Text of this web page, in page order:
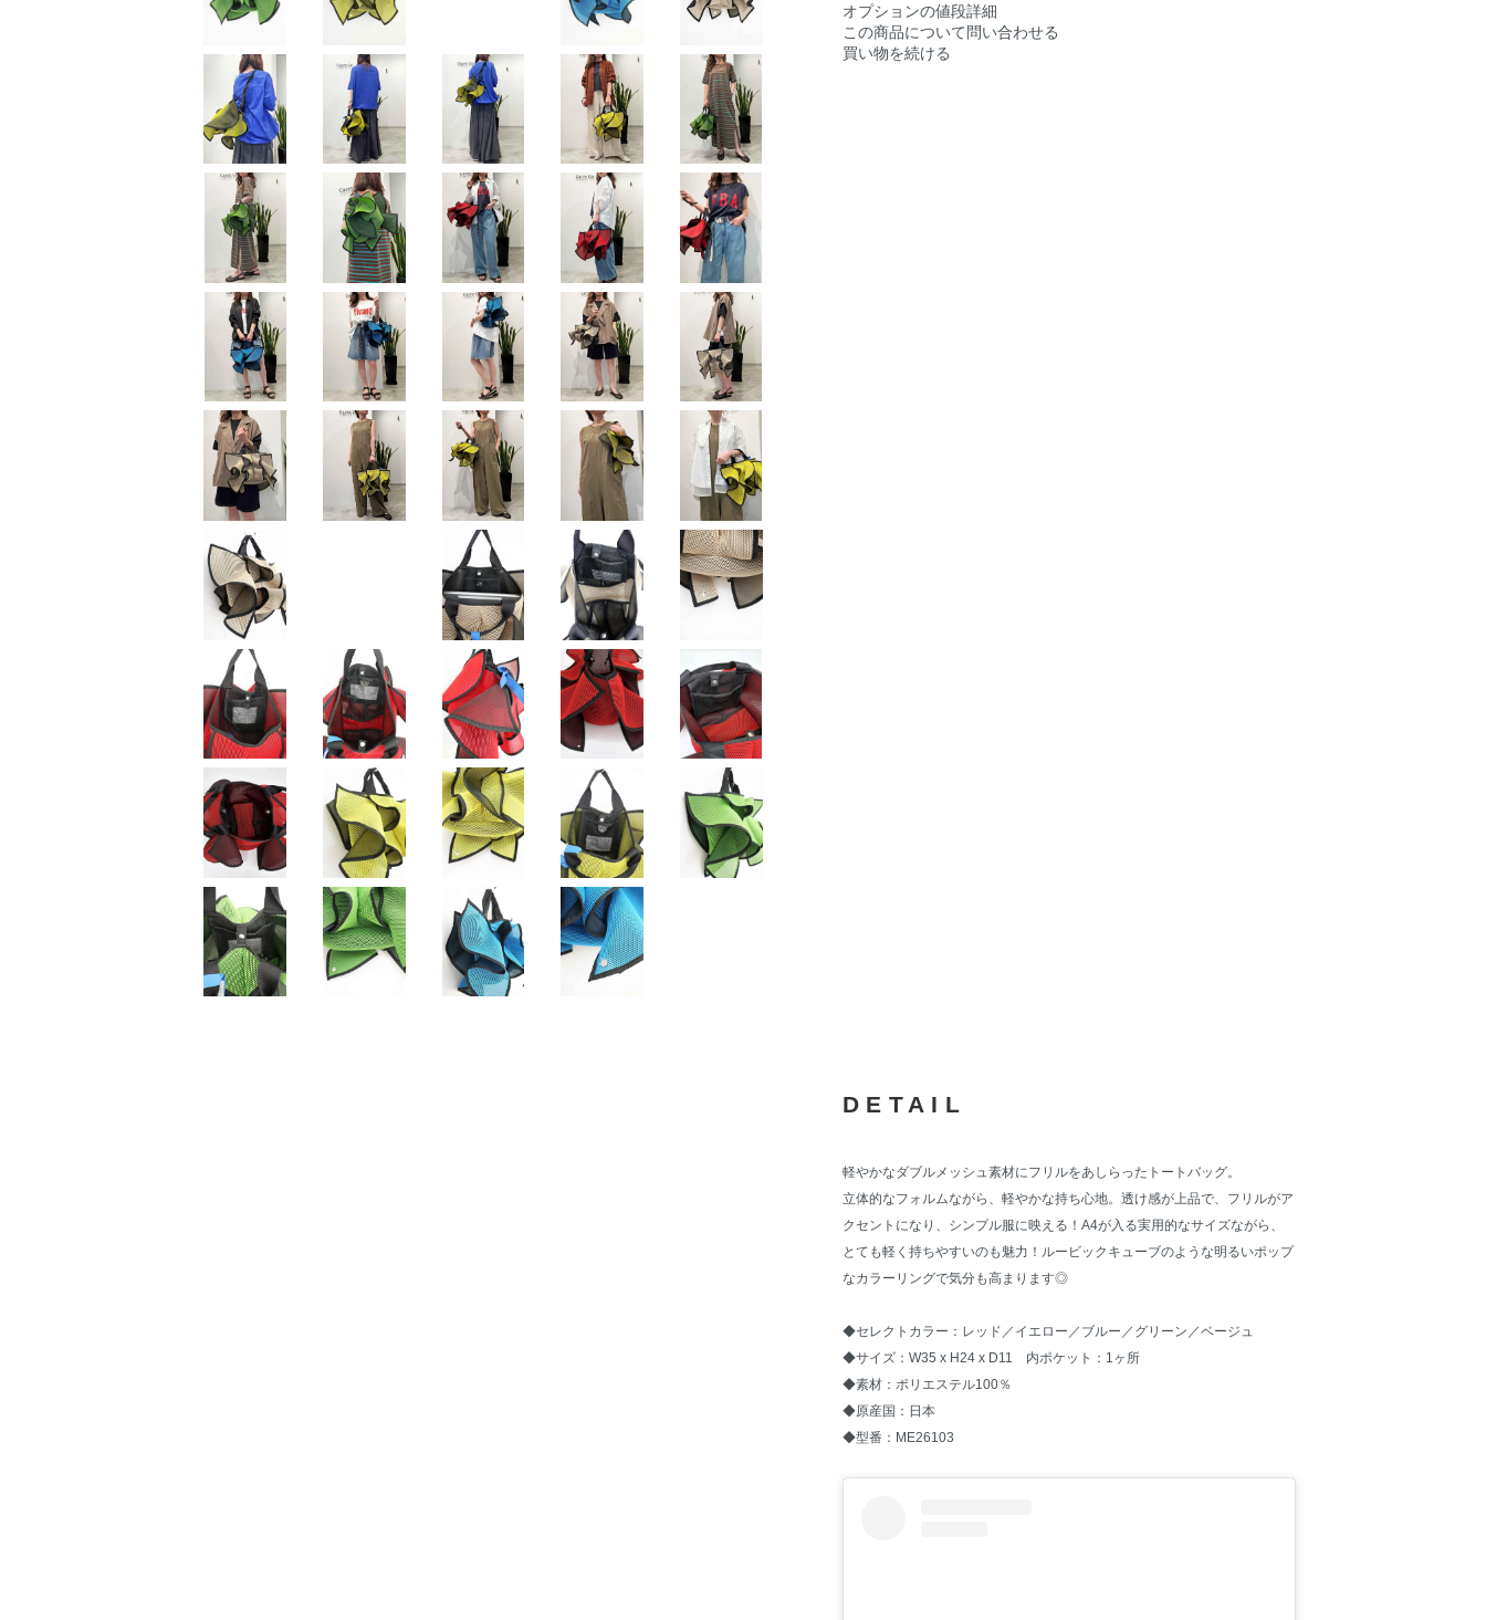
オプションの値段詳細
この商品について問い合わせる
買い物を続ける
DETAIL
軽やかなダブルメッシュ素材にフリルをあしらったトートバッグ。
立体的なフォルムながら、軽やかな持ち心地。透け感が上品で、フリルがア
クセントになり、シンプル服に映える！A4が入る実用的なサイズながら、
とても軽く持ちやすいのも魅力！ルービックキューブのような明るいポップ
なカラーリングで気分も高まります◎
◆セレクトカラー：レッド／イエロー／ブルー／グリーン／ベージュ
◆サイズ：W35 x H24 x D11 内ポケット：1ヶ所
◆素材：ポリエステル100％
◆原産国：日本
◆型番：ME26103